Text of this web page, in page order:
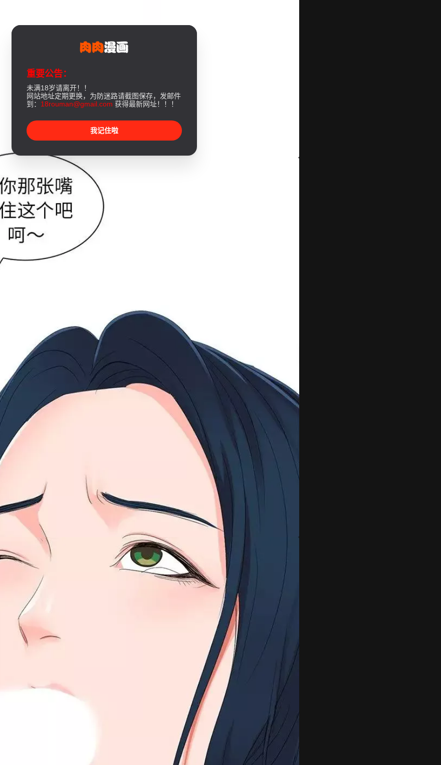
重要公告：
未满18岁请离开！！
网站地址定期更换，为防迷路请截图保存，发邮件
到： 18rouman@gmail.com 获得最新网址！！！
我记住啦